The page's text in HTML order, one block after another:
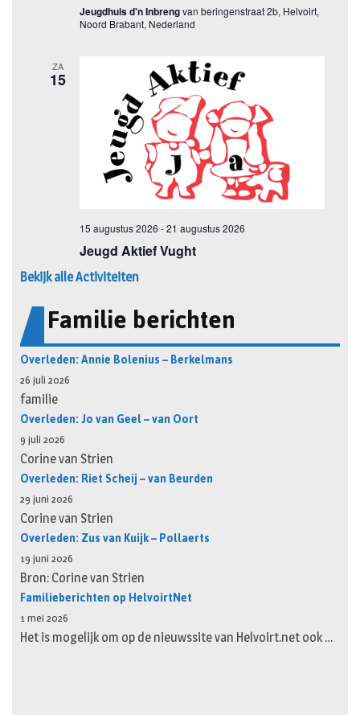
Bekijk alle Activiteiten
Familie berichten
Overleden: Annie Bolenius – Berkelmans
26 juli 2026
familie
Overleden: Jo van Geel – van Oort
9 juli 2026
Corine van Strien
Overleden: Riet Scheij – van Beurden
29 juni 2026
Corine van Strien
Overleden: Zus van Kuijk – Pollaerts
19 juni 2026
Bron: Corine van Strien
Familieberichten op HelvoirtNet
1 mei 2026
Het is mogelijk om op de nieuwssite van Helvoirt.net ook …